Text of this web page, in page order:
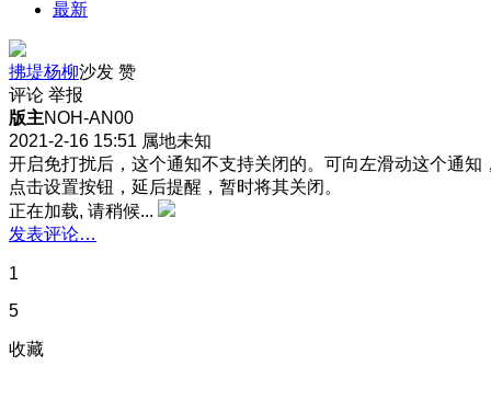
最新
拂堤杨柳沙发 赞
评论 举报
版主NOH-AN00
2021-2-16 15:51 属地未知
开启免打扰后，这个通知不支持关闭的。可向左滑动这个通知
点击设置按钮，延后提醒，暂时将其关闭。
正在加载, 请稍候...
发表评论…
1
5
收藏